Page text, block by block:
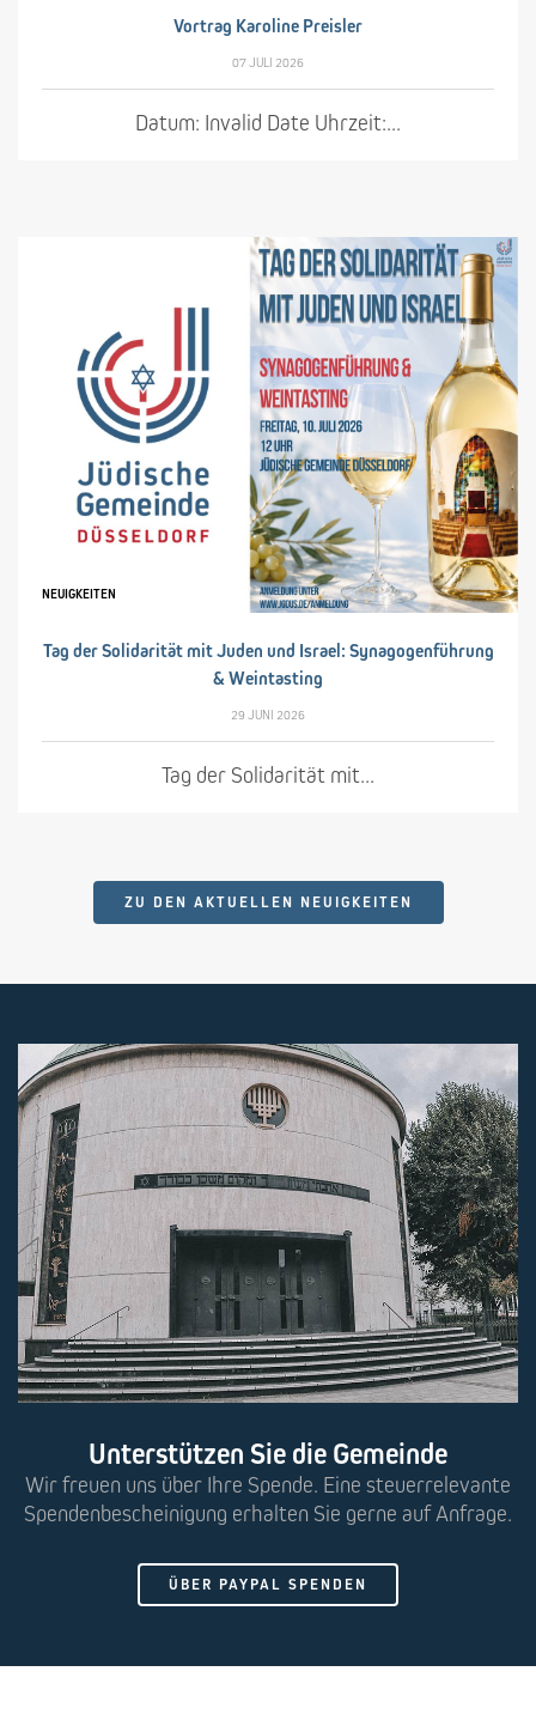
Vortrag Karoline Preisler
07 JULI 2026
Datum: Invalid Date Uhrzeit:...
NEUIGKEITEN
Tag der Solidarität mit Juden und Israel: Synagogenführung
& Weintasting
29 JUNI 2026
Tag der Solidarität mit...
ZU DEN AKTUELLEN NEUIGKEITEN
Unterstützen Sie die Gemeinde
Wir freuen uns über Ihre Spende. Eine steuerrelevante
Spendenbescheinigung erhalten Sie gerne auf Anfrage.
ÜBER PAYPAL SPENDEN